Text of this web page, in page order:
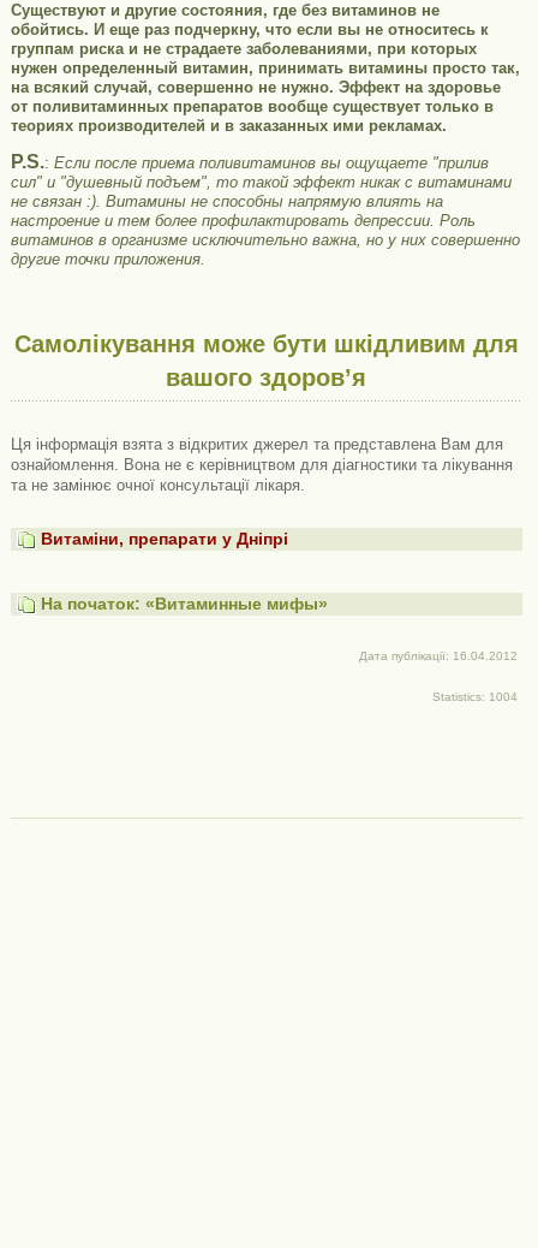
Существуют и другие состояния, где без витаминов не
обойтись. И еще раз подчеркну, что если вы не относитесь к
группам риска и не страдаете заболеваниями, при которых
нужен определенный витамин, принимать витамины просто так,
на всякий случай, совершенно не нужно. Эффект на здоровье
от поливитаминных препаратов вообще существует только в
теориях производителей и в заказанных ими рекламах.
P.S.: Если после приема поливитаминов вы ощущаете "прилив
сил" и "душевный подъем", то такой эффект никак с витаминами
не связан :). Витамины не способны напрямую влиять на
настроение и тем более профилактировать депрессии. Роль
витаминов в организме исключительно важна, но у них совершенно
другие точки приложения.
Самолікування може бути шкідливим для
вашого здоров’я
Ця інформація взята з відкритих джерел та представлена ​​Вам для
ознайомлення. Вона не є керівництвом для діагностики та лікування
та не замінює очної консультації лікаря.
Витаміни, препарати у Дніпрі
На початок: «Витаминные мифы»
Дата публікації: 16.04.2012
Statistics: 1004